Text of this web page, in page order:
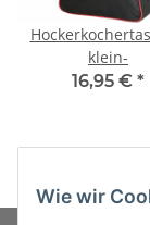
klein-
16,95 € *
Wie wir